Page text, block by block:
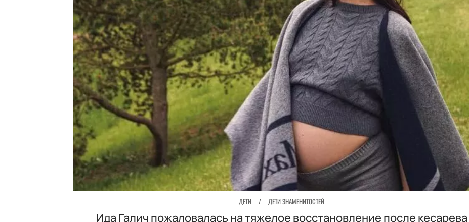
ДЕТИ / ДЕТИ ЗНАМЕНИТОСТЕЙ
Ида Галич пожаловалась на тяжелое восстановление после кесарева